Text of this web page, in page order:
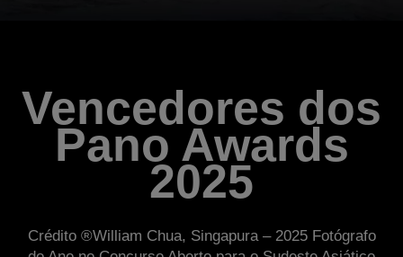
Vencedores dos
Pano Awards
2025
Crédito ®William Chua, Singapura – 2025 Fotógrafo